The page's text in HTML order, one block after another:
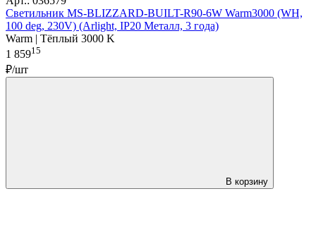
Светильник MS-BLIZZARD-BUILT-R90-6W Warm3000 (WH,
100 deg, 230V) (Arlight, IP20 Металл, 3 года)
Warm | Тёплый 3000 K
1 85915
₽/шт
В корзину